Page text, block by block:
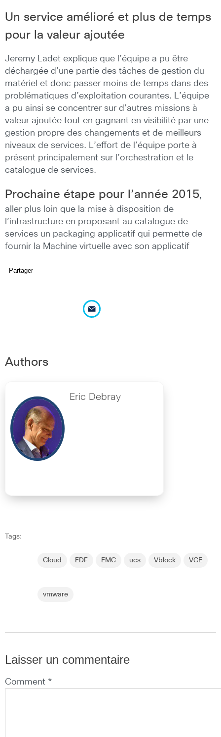
Un service amélioré et plus de temps
pour la valeur ajoutée
Jeremy Ladet explique que l’équipe a pu être
déchargée d’une partie des tâches de gestion du
matériel et donc passer moins de temps dans des
problématiques d’exploitation courantes. L’équipe
a pu ainsi se concentrer sur d’autres missions à
valeur ajoutée tout en gagnant en visibilité par une
gestion propre des changements et de meilleurs
niveaux de services. L’effort de l’équipe porte à
présent principalement sur l’orchestration et le
catalogue de services.
Prochaine étape pour l’année 2015,
aller plus loin que la mise à disposition de
l’infrastructure en proposant au catalogue de
services un packaging applicatif qui permette de
fournir la Machine virtuelle avec son applicatif
Partager
Authors
Eric Debray
Tags:
Cloud EDF EMC ucs Vblock VCE
vmware
Laisser un commentaire
Comment *